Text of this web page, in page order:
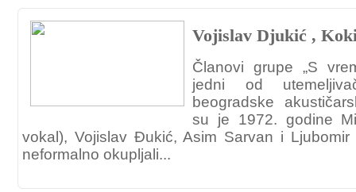
Vojislav Djukić ,
Članovi grupe „S
jedni od
beogradske
su je 1972. godine
vokal), Vojislav Đukić, Asim Sarvan i
neformalno okupljali...